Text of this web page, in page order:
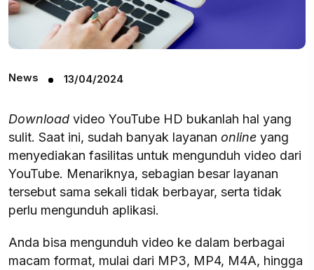
News 13/04/2024
Download video YouTube HD bukanlah hal yang
sulit. Saat ini, sudah banyak layanan online yang
menyediakan fasilitas untuk mengunduh video dari
YouTube. Menariknya, sebagian besar layanan
tersebut sama sekali tidak berbayar, serta tidak
perlu mengunduh aplikasi.
Anda bisa mengunduh video ke dalam berbagai
macam format, mulai dari MP3, MP4, M4A, hingga